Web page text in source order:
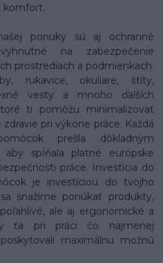
komfort.
ponuky sú aj ochranné
na zabezpečenie
prostrediach a podmienkach.
rukavice, okuliare, štíty,
vesty a mnoho ďalších
ti pomôžu minimalizovať
pri výkone práce. Každá
prešla dôkladným
spĺňala platné európske
práce. Investícia do
je investíciou do tvojho
snažíme ponúkať produkty,
ale aj ergonomické a
ťa pri práci čo najmenej
maximálnu možnú